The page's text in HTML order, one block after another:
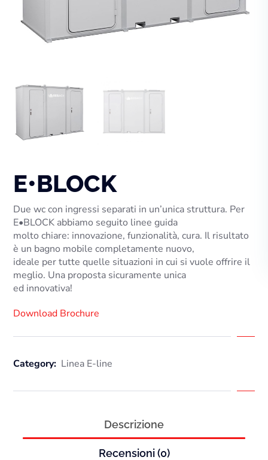
E•BLOCK
Due wc con ingressi separati in un’unica struttura. Per
E•BLOCK abbiamo seguito linee guida
molto chiare: innovazione, funzionalità, cura. Il risultato
è un bagno mobile completamente nuovo,
ideale per tutte quelle situazioni in cui si vuole offrire il
meglio. Una proposta sicuramente unica
ed innovativa!
Download Brochure
Category: Linea E-line
Descrizione
Recensioni (0)